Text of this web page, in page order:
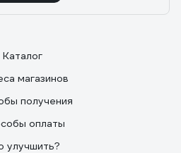
Каталог
магазинов
получения
оплаты
улучшить?